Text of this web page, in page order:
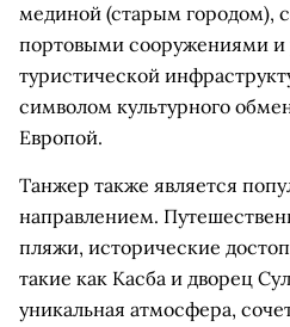
мединой (старым городом),
портовыми сооружениями и
туристической
символом культурного
Европой.
Танжер также является
направлением.
пляжи, исторические
такие как Касба и дворец
уникальная атмосфера,